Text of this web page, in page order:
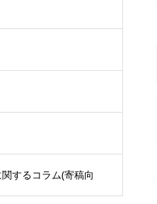
するコラム(寄稿向